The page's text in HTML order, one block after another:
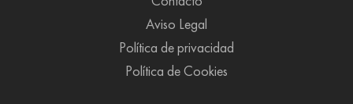
Aviso Legal
Política de privacidad
Política de Cookies